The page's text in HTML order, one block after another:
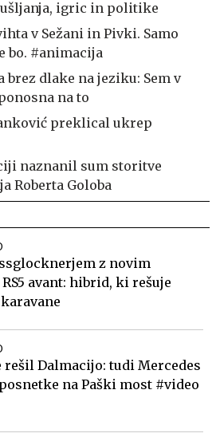
igric in politike
v Sežani in Pivki. Samo
bo. #animacija
brez dlake na jeziku: Sem v
na to
preklical ukrep
naznanil sum storitve
Roberta Goloba
z novim
avant: hibrid, ki rešuje
rešil Dalmacijo: tudi Mercedes
na Paški most #video